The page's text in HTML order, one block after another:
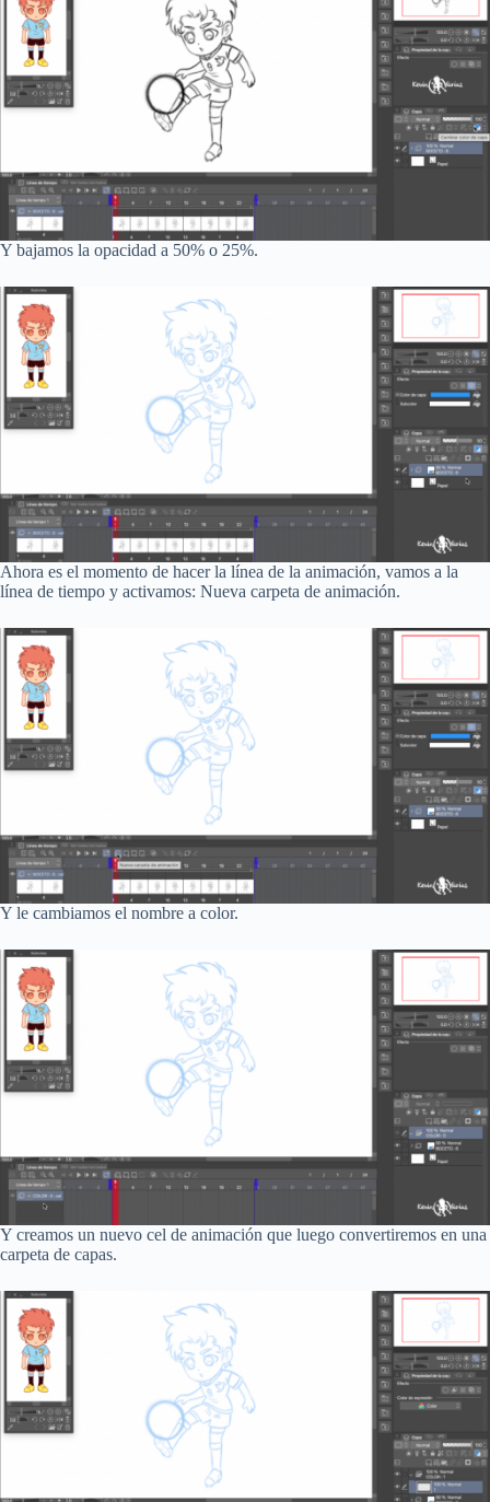
Y bajamos la opacidad a 50% o 25%.
Ahora es el momento de hacer la línea de la animación, vamos a la
línea de tiempo y activamos: Nueva carpeta de animación.
Y le cambiamos el nombre a color.
Y creamos un nuevo cel de animación que luego convertiremos en una
carpeta de capas.